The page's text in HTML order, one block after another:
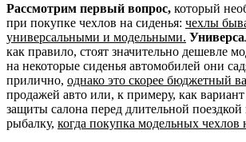
Рассмотрим первый вопрос, который
при покупке чехлов на сиденья: чехлы
универсальными и модельными.
как правило, стоят значительно дешевле
на некоторые сиденья автомобилей они
прилично, однако это скорее бюджетный
продажей авто или, к примеру, как
защиты салона перед длительной поездкой
рыбалку, когда покупка модельных чехлов